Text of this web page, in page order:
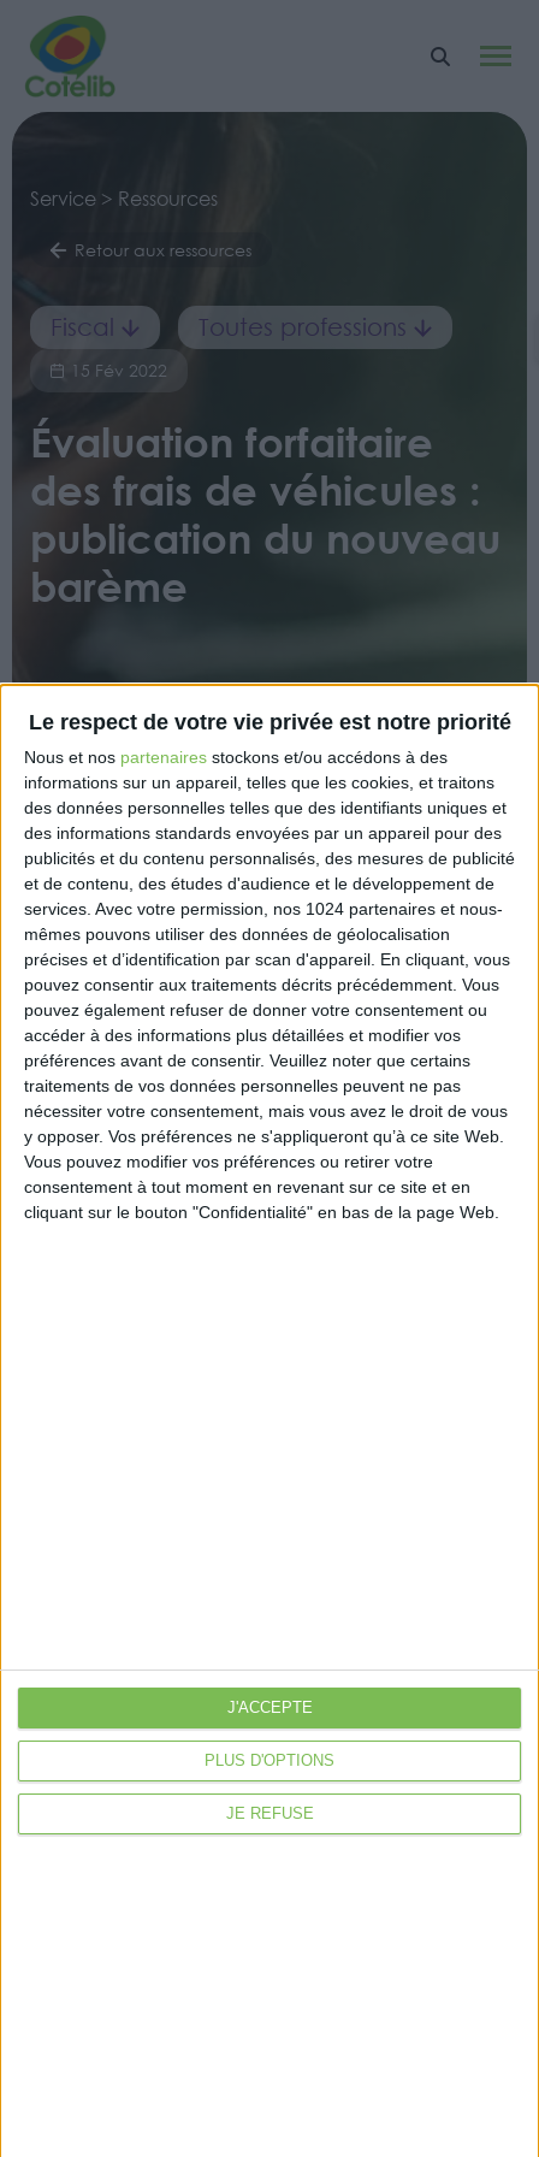
Le respect de votre vie privée est notre priorité
Nous et nos partenaires stockons et/ou accédons à des
informations sur un appareil, telles que les cookies, et traitons
des données personnelles telles que des identifiants uniques et
des informations standards envoyées par un appareil pour des
publicités et du contenu personnalisés, des mesures de publicité
et de contenu, des études d'audience et le développement de
services. Avec votre permission, nos 1024 partenaires et nous-
mêmes pouvons utiliser des données de géolocalisation
précises et d’identification par scan d'appareil. En cliquant, vous
pouvez consentir aux traitements décrits précédemment. Vous
pouvez également refuser de donner votre consentement ou
accéder à des informations plus détaillées et modifier vos
préférences avant de consentir. Veuillez noter que certains
traitements de vos données personnelles peuvent ne pas
nécessiter votre consentement, mais vous avez le droit de vous
y opposer. Vos préférences ne s'appliqueront qu’à ce site Web.
Vous pouvez modifier vos préférences ou retirer votre
consentement à tout moment en revenant sur ce site et en
cliquant sur le bouton "Confidentialité" en bas de la page Web.
PLUS D'OPTIONS
JE REFUSE
J'ACCEPTE
Service > Ressources
Retour aux ressources
Fiscal Toutes professions
15 Fév 2022
Évaluation forfaitaire
des frais de véhicules :
publication du nouveau
barème
Le barème forfaitaire permettant l’évaluation des
frais de déplacement professionnels avec un
véhicule par les bénéficiaires de traitements et
salaires optant pour le régime des frais réels
déductibles, autres que les frais de péage, de
garage ou de parking et d’intérêts annuels afférents
à l’achat à crédit du véhicule utilisé, est publié. Il
s’applique à compter de l’imposition des revenus de
l’année 2021.
https://www.legifrance.gouv.fr/jorf/id/
Découvrir Cotélib
Loueur en Meublé
Location de bureaux
Examen de Conformité Fiscale